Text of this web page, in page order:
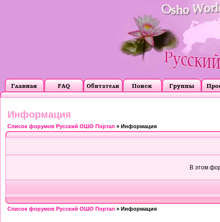
Информация
Список форумов Русский ОШО Портал » Информация
В этом
Список форумов Русский ОШО Портал » Информация